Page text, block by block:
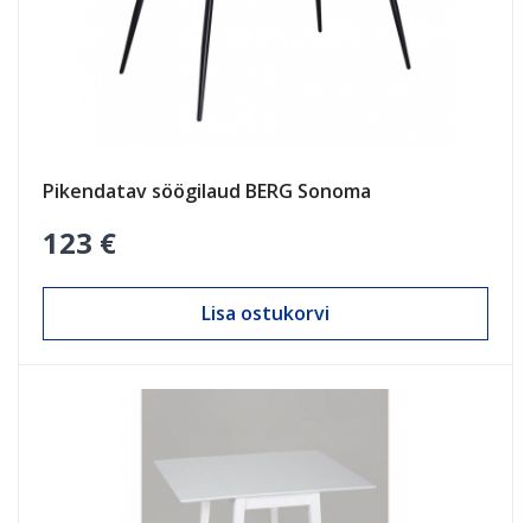
Pikendatav söögilaud BERG Sonoma
123 €
Lisa ostukorvi